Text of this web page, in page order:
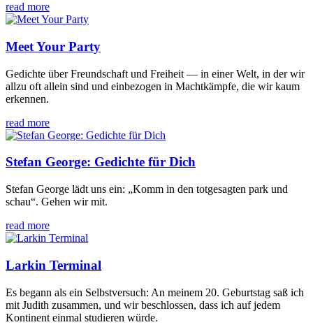
read more
Meet Your Party
Gedichte über Freundschaft und Freiheit — in einer Welt, in der wir
allzu oft allein sind und einbezogen in Machtkämpfe, die wir kaum
erkennen.
read more
Stefan George: Gedichte für Dich
Stefan George lädt uns ein: „Komm in den totgesagten park und
schau“. Gehen wir mit.
read more
Larkin Terminal
Es begann als ein Selbstversuch: An meinem 20. Geburtstag saß ich
mit Judith zusammen, und wir beschlossen, dass ich auf jedem
Kontinent einmal studieren würde.